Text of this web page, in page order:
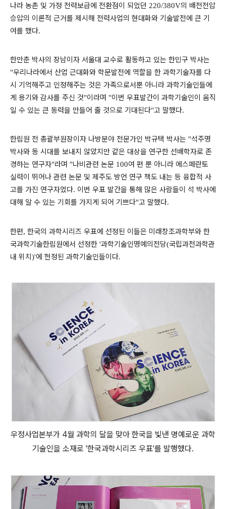
나라 농촌 및 가정 전력보급에 전환점이 되었던 220/380V의 배전전압
승압의 이론적 근거를 제시해 전력사업의 현대화와 기술발전에 큰 기
여를 했다.
한만춘 박사의 장남이자 서울대 교수로 활동하고 있는 한민구 박사는
"우리나라에서 산업 근대화와 학문발전에 역할을 한 과학기술자를 다
시 기억해주고 인정해주는 것은 가족으로서뿐 아니라 과학기술인들에
게 용기와 감사를 주신 것"이라며 "이번 우표발간이 과학기술인이 움직
일 수 있는 큰 동력을 만들어 줄 것으로 기대된다"고 말했다.
한림원 전 총괄부원장이자 나방분야 전문가인 박규택 박사는 "석주명
박사와 동 시대를 보내지 않았지만 같은 대상을 연구한 선배학자로 존
경하는 연구자"라며 "나비관련 논문 100여 편 뿐 아니라 에스페란토
실력이 뛰어나 관련 논문 및 제주도 방언 연구 책도 내는 등 융합적 사
고를 가진 연구자였다. 이번 우표 발간을 통해 많은 사람들이 석 박사에
대해 알 수 있는 기회를 가지게 되어 기쁘다"고 말했다.
한편, 한국의 과학시리즈 우표에 선정된 이들은 미래창조과학부와 한
국과학기술한림원에서 선정한 '과학기술인명예의전당(국립과천과학관
내 위치)'에 헌정된 과학기술인들이다.
우정사업본부가 4월 과학의 달을 맞아 한국을 빛낸 명예로운 과학
기술인을 소재로 '한국과학시리즈 우표'를 발행했다.